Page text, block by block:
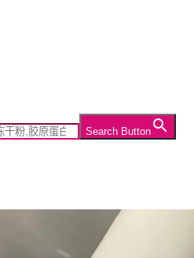
Search Button